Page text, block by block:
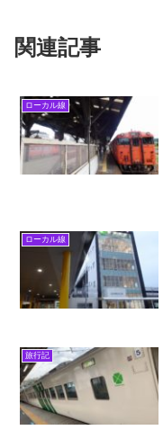
関連記事
ローカル線
ローカル線
旅行記